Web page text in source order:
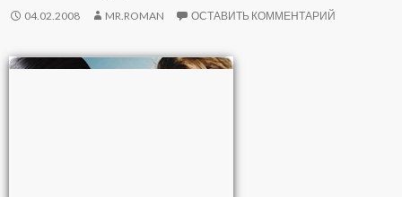
04.02.2008 MR.ROMAN ОСТАВИТЬ КОММЕНТАРИЙ